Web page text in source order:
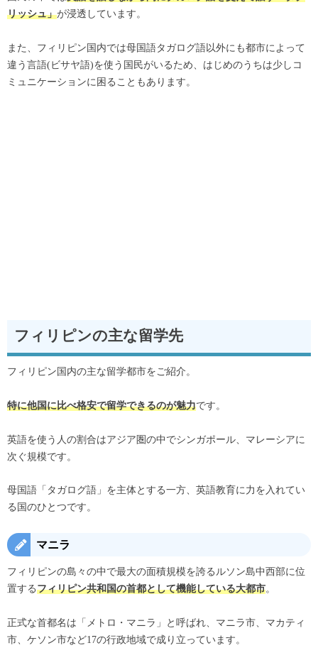
リッシュ」が浸透しています。
また、フィリピン国内では母国語タガログ語以外にも都市によって
違う言語(ビサヤ語)を使う国民がいるため、はじめのうちは少しコ
ミュニケーションに困ることもあります。
フィリピンの主な留学先
フィリピン国内の主な留学都市をご紹介。
特に他国に比べ格安で留学できるのが魅力です。
英語を使う人の割合はアジア圏の中でシンガポール、マレーシアに
次ぐ規模です。
母国語「タガログ語」を主体とする一方、英語教育に力を入れてい
る国のひとつです。
マニラ
フィリピンの島々の中で最大の面積規模を誇るルソン島中西部に位
置するフィリピン共和国の首都として機能している大都市。
正式な首都名は「メトロ・マニラ」と呼ばれ、マニラ市、マカティ
市、ケソン市など17の行政地域で成り立っています。